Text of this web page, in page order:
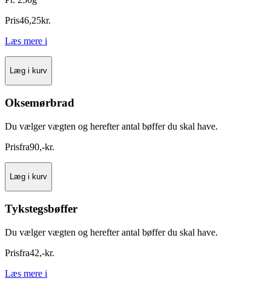
Pris46,25kr.
Læs mere i
Læg i kurv
Oksemørbrad
Du vælger vægten og herefter antal bøffer du skal have.
Prisfra90,-kr.
Læg i kurv
Tykstegsbøffer
Du vælger vægten og herefter antal bøffer du skal have.
Prisfra42,-kr.
Læs mere i